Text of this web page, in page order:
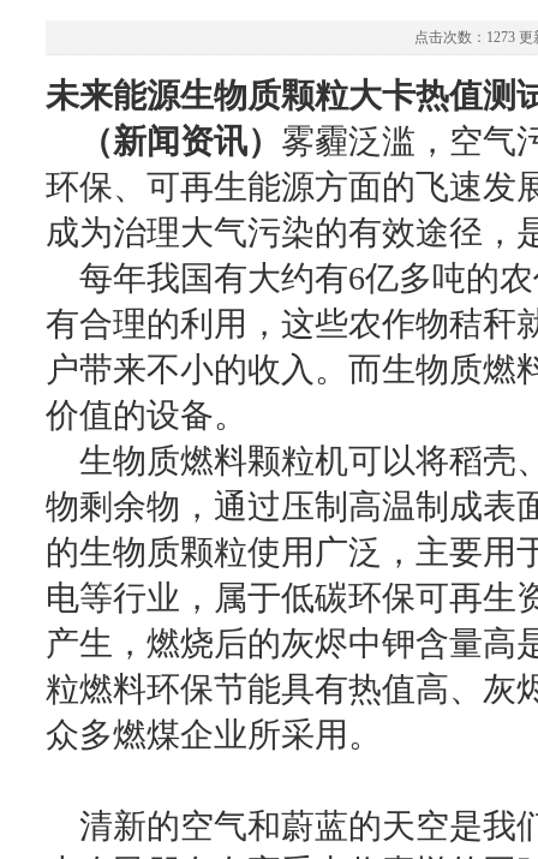
点击次数：1273 更
未来能源生物质颗粒大卡热值测
（新闻资讯） 雾霾泛滥，空气
环保、可再生能源方面的飞速发
成为治理大气污染的有效途径，
每年我国有大约有6亿多吨的
有合理的利用，这些农作物秸秆
户带来不小的收入。而生物质燃
价值的设备。
生物质燃料颗粒机可以将稻壳
物剩余物，通过压制高温制成表
的生物质颗粒使用广泛，主要用
电等行业，属于低碳环保可再生
产生，燃烧后的灰烬中钾含量高
粒燃料环保节能具有热值高、灰
众多燃煤企业所采用。
清新的空气和蔚蓝的天空是我